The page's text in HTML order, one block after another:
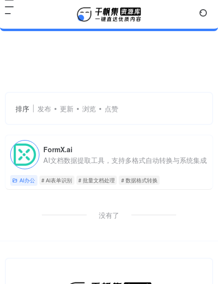
排序 发布 更新 浏览 点赞
FormX.ai
AI文档数据提取工具，支持多格式自动转换与系统集成
AI办公 # AI表单识别 # 批量文档处理 # 数据格式转换
没有了